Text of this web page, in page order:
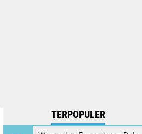
TERPOPULER